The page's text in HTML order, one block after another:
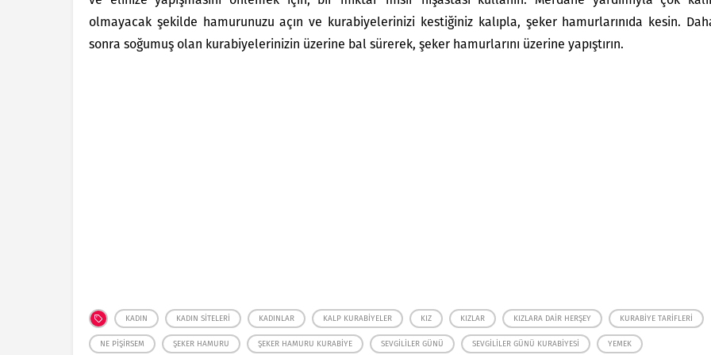
olmayacak şekilde hamurunuzu açın ve kurabiyelerinizi kestiğiniz kalıpla, şeker hamurlarınıda kesin.
sonra soğumuş olan kurabiyelerinizin üzerine bal sürerek, şeker hamurlarını üzerine yapıştırın.
KADIN KADIN SITELERI KADINLAR KALP KURABIYELER KIZ KIZLAR KIZLARA DAIR HERŞEY KURABIYE TARIFLERI
NE PIŞIRSEM ŞEKER HAMURU ŞEKER HAMURU KURABIYE SEVGILILER GÜNÜ SEVGILILER GÜNÜ KURABIYESI YEMEK